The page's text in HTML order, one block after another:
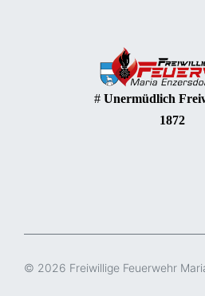
# Unermüdlich
1872
© 2026 Freiwillige Feuerwehr